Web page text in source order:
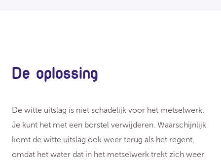
De oplossing
De witte uitslag is niet schadelijk voor het metselwerk.
Je kunt het met een borstel verwijderen. Waarschijnlijk
komt de witte uitslag ook weer terug als het regent,
omdat het water dat in het metselwerk trekt zich weer